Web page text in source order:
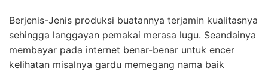
Berjenis-Jenis produksi buatannya terjamin kualitasnya
sehingga langgayan pemakai merasa lugu. Seandainya
membayar pada internet benar-benar untuk encer
kelihatan misalnya gardu memegang nama baik